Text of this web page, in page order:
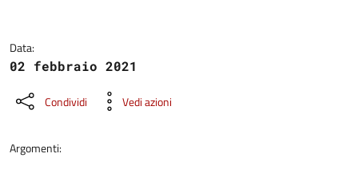
Data:
02 febbraio 2021
Condividi Vedi azioni
Argomenti: